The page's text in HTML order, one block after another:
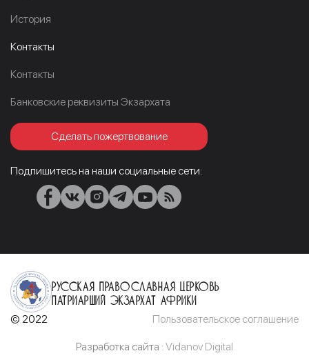
История
Контакты
Контакты
Банковские реквизиты Экзархата
Сделать пожертвование
Подпишитесь на наши социальные сети:
Русская Православная Церковь
Патриарший Экзархат Африки
© 2022 Пользовательское соглашение
Разработка сайта : Vidanov Digital